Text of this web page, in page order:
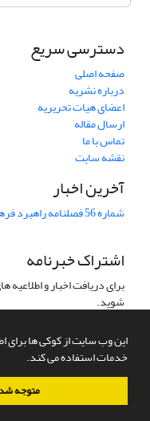
این وب سایت از کوکی ها برای
خدمات استفاده می کند.
متوجه
دسترسی سریع
صفحه اصلی
درباره نشریه
اعضای هیات تحریریه
ارسال مقاله
تماس با ما
نقشه سایت
آخرین اخبار
شماره 56 فصلنامه راهبرد فرهنگ منتشر شد
اشتراک خبرنامه
برای دریافت اخبار و
شوید.
سامانه مدیریت نشریات